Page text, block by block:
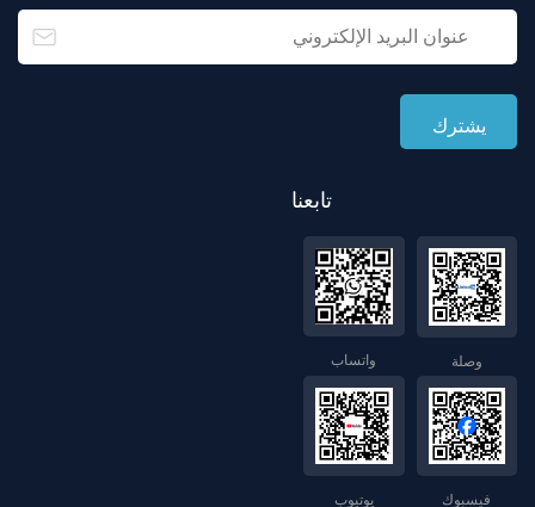
تابعنا
واتساب وصلة
يوتيوب فيسبوك